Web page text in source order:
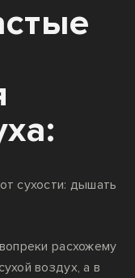
сухости: дышать
расхожему
воздух, а в